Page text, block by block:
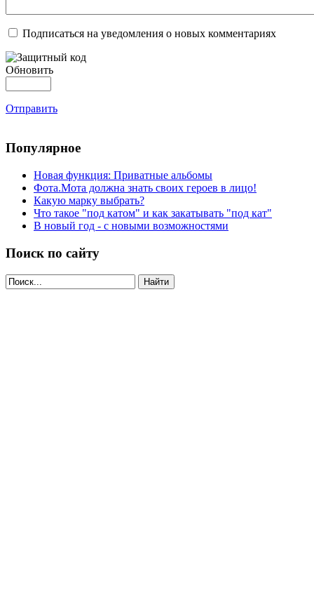
Подписаться на уведомления о новых комментариях
Обновить
Отправить
Популярное
Новая функция: Приватные альбомы
Фота.Мота должна знать своих героев в лицо!
Какую марку выбрать?
Что такое "под катом" и как закатывать "под кат"
В новый год - с новыми возможностями
Поиск по сайту
Найти